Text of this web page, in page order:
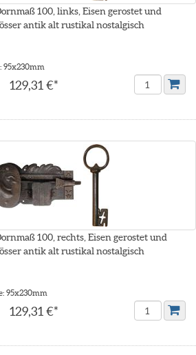
100, links, Eisen gerostet und
antik alt rustikal nostalgisch
95x230mm
129,31 €*
100, rechts, Eisen gerostet und
antik alt rustikal nostalgisch
95x230mm
129,31 €*